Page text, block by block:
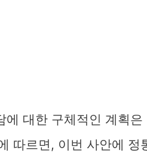
에 대한 구체적인 계획
따르면, 이번 사안에